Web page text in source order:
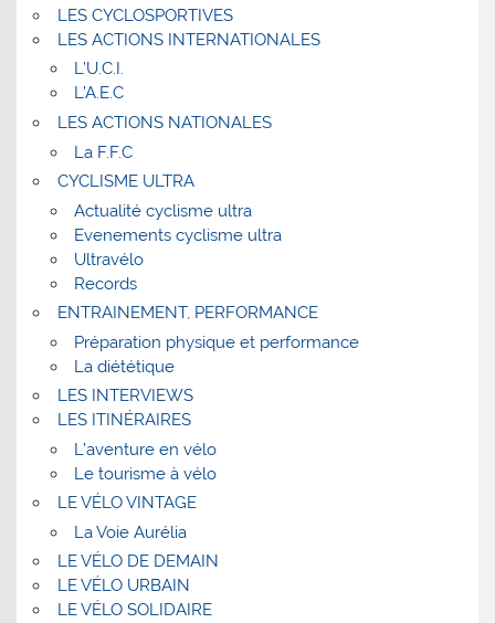
LES CYCLOSPORTIVES
LES ACTIONS INTERNATIONALES
L’U.C.I.
L’A.E.C
LES ACTIONS NATIONALES
La F.F.C
CYCLISME ULTRA
Actualité cyclisme ultra
Evenements cyclisme ultra
Ultravélo
Records
ENTRAINEMENT, PERFORMANCE
Préparation physique et performance
La diététique
LES INTERVIEWS
LES ITINÉRAIRES
L’aventure en vélo
Le tourisme à vélo
LE VÉLO VINTAGE
La Voie Aurélia
LE VÉLO DE DEMAIN
LE VÉLO URBAIN
LE VÉLO SOLIDAIRE